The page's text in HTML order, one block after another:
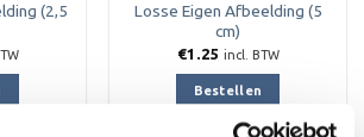
(2,5
Losse Eigen Afbeelding (5
cm)
€1.25 incl. BTW
Bestellen